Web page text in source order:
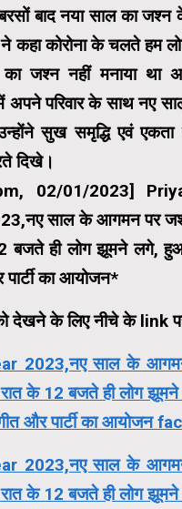
बाद नया साल का
ने कहा कोरोना के चलते हम
जश्न नहीं मनाया था
अपने परिवार के साथ नए
सुख समृद्धि एवं
दिखे।
02/01/2023]
साल के आगमन पर
बजते ही लोग झूमने लगे,
का आयोजन*
देखने के लिए नीचे के link
2023,नए साल के
रात के 12 बजते ही लोग
और पार्टी का आयोजन
2023,नए साल के
रात के 12 बजते ही लोग